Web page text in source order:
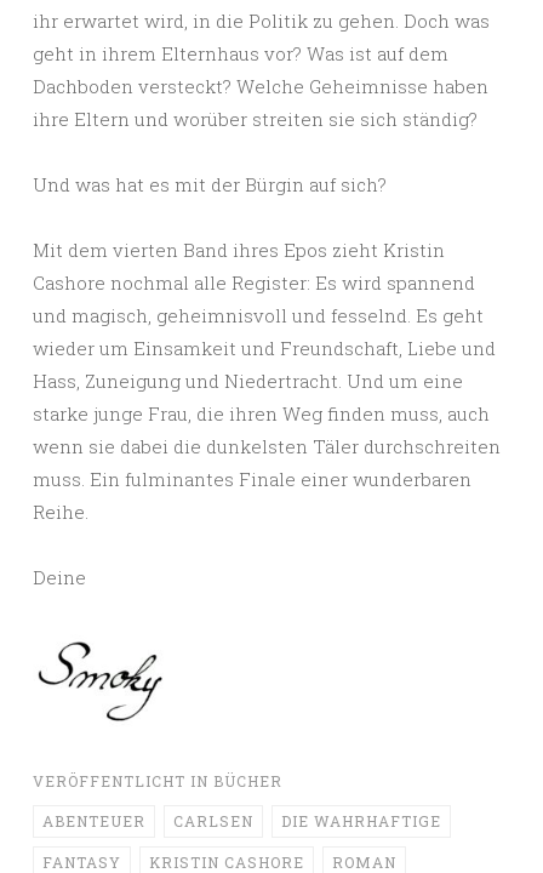
ihr erwartet wird, in die Politik zu gehen. Doch was
geht in ihrem Elternhaus vor? Was ist auf dem
Dachboden versteckt? Welche Geheimnisse haben
ihre Eltern und worüber streiten sie sich ständig?
Und was hat es mit der Bürgin auf sich?
Mit dem vierten Band ihres Epos zieht Kristin
Cashore nochmal alle Register: Es wird spannend
und magisch, geheimnisvoll und fesselnd. Es geht
wieder um Einsamkeit und Freundschaft, Liebe und
Hass, Zuneigung und Niedertracht. Und um eine
starke junge Frau, die ihren Weg finden muss, auch
wenn sie dabei die dunkelsten Täler durchschreiten
muss. Ein fulminantes Finale einer wunderbaren
Reihe.
Deine
VERÖFFENTLICHT IN BÜCHER
ABENTEUER CARLSEN DIE WAHRHAFTIGE
FANTASY KRISTIN CASHORE ROMAN